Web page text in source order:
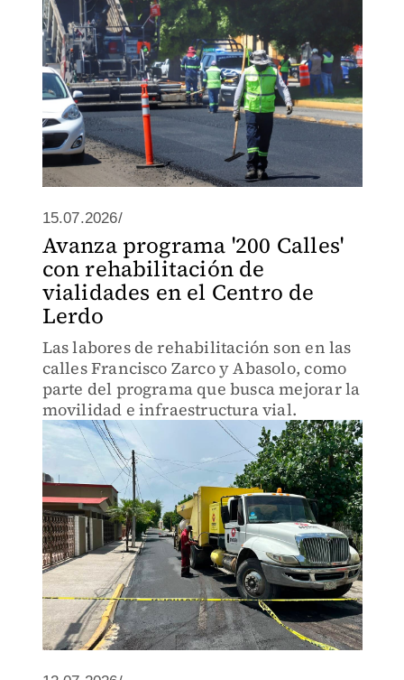
15.07.2026/
Avanza programa '200 Calles'
con rehabilitación de
vialidades en el Centro de
Lerdo
Las labores de rehabilitación son en las
calles Francisco Zarco y Abasolo, como
parte del programa que busca mejorar la
movilidad e infraestructura vial.